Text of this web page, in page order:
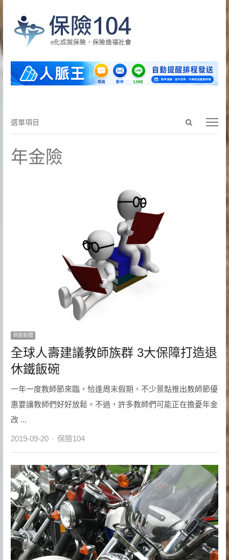
Open
search
選
目
選單項目
年金險
保險新聞
全球人壽建議教師族群 3大保障打造退
休鐵飯碗
一年一度教師節來臨，恰逢周末假期，不少景點推出教師節優
惠要讓教師們好好放鬆。不過，許多教師們可能正在擔憂年金
改 ...
2019-09-20 Author
保險104